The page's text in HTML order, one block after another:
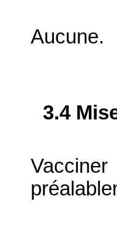
Aucune.
3.4